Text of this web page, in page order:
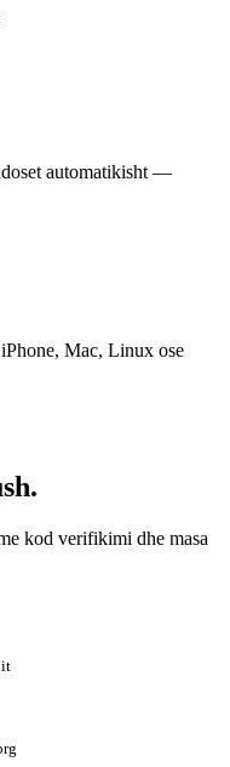
automatikisht —
Mac, Linux ose
kod verifikimi dhe masa